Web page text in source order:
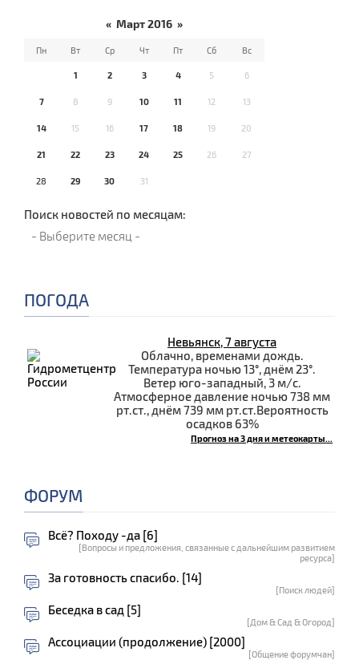
« Март 2016 »
Пн Вт Ср Чт Пт Сб Вс
1 2 3 4 5 6
7 8 9 10 11 12 13
14 15 16 17 18 19 20
21 22 23 24 25 26 27
28 29 30 31
Поиск новостей по месяцам:
ПОГОДА
Невьянск, 7 августа
Облачно, временами дождь.
Температура ночью 13°, днём 23°.
Ветер юго-западный, 3 м/с.
Атмосферное давление ночью 738 мм
рт.ст., днём 739 мм рт.ст.Вероятность
осадков 63%
Прогноз на 3 дня и метеокарты...
ФОРУМ
Всё? Походу -да [6]
[Вопросы и предложения, связанные с дальнейшим развитием
ресурса]
За готовность спасибо. [14]
[Поиск людей]
Беседка в сад [5]
[Дом & Сад & Огород]
Ассоциации (продолжение) [2000]
[Общение форумчан]